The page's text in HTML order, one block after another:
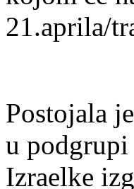
21.aprila/
Postojala
u podgrupi
Izraelke